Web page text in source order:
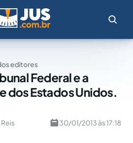
editores
Federal e a
dos Estados Unidos.
30/01/2013 às 17:18